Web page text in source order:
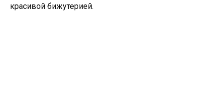
красивой бижутерией.